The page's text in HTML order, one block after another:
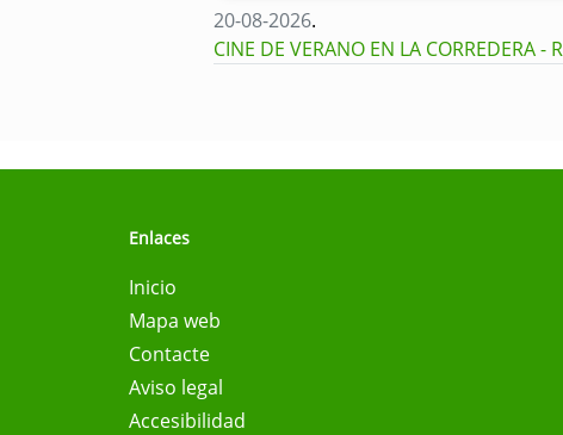
20-08-2026.
CINE DE VERANO EN LA CORREDERA -
Enlaces
Inicio
Mapa web
Contacte
Aviso legal
Accesibilidad